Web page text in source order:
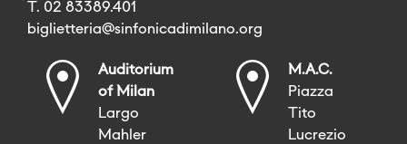
T. 02 83389.401
biglietteria@sinfonicadimilano.org
Auditorium
of Milan
Largo
Mahler
M.A.C.
Piazza
Tito
Lucrezio